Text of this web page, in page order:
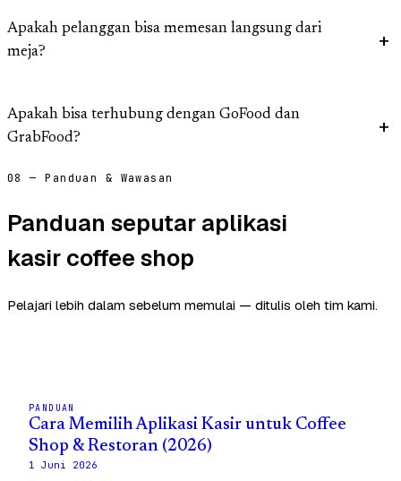
Apakah pelanggan bisa memesan langsung dari
meja?
Apakah bisa terhubung dengan GoFood dan
GrabFood?
08 — Panduan & Wawasan
Panduan seputar aplikasi
kasir coffee shop
Pelajari lebih dalam sebelum memulai — ditulis oleh tim kami.
PANDUAN
Cara Memilih Aplikasi Kasir untuk Coffee
Shop & Restoran (2026)
1 Juni 2026